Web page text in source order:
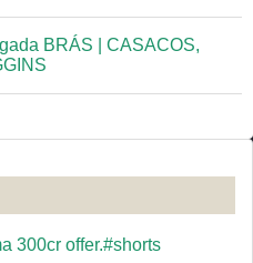
BRÁS | CASACOS,
300cr offer.#shorts